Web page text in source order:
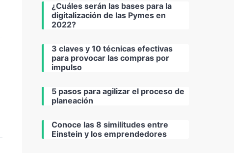
¿Cuáles serán las bases para la
digitalización de las Pymes en
2022?
3 claves y 10 técnicas efectivas
para provocar las compras por
impulso
5 pasos para agilizar el proceso de
planeación
Conoce las 8 similitudes entre
Einstein y los emprendedores